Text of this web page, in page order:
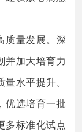
质量发展。深
并加大培育力
水平提升。
优选培育一批
多标准化试点